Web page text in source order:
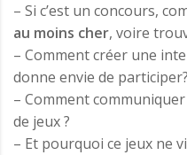
– Si c’est un concours,
au moins cher, voire
– Comment créer une
donne envie de participer?
– Comment
de jeux ?
– Et pourquoi ce jeux ne